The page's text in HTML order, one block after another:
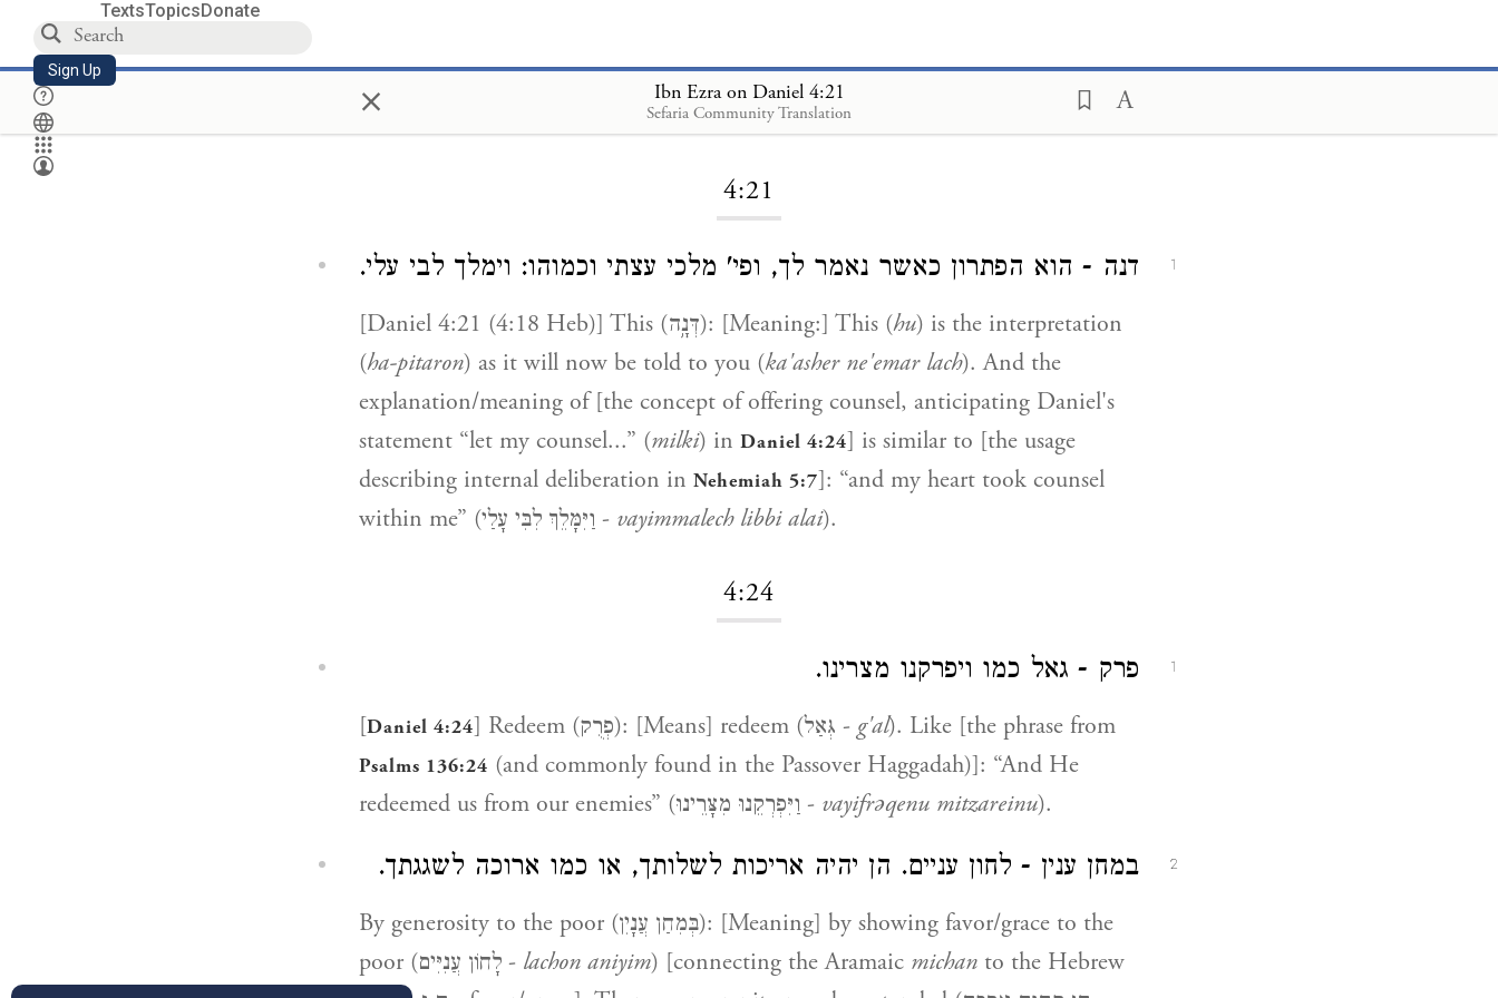
TextsTopicsDonate
Sign Up × Ibn Ezra on Daniel 4:21
Sefaria Community Translation
Loading...
4:21
1 דנה - הוא הפתרון כאשר נאמר לך, ופי' מלכי עצתי וכמוהו: וימלך לבי עלי.
[Daniel 4:21 (4:18 Heb)] This (דְּנָ֥ה): [Meaning:] This (hu) is the interpretation
(ha-pitaron) as it will now be told to you (ka'asher ne'emar lach). And the
explanation/meaning of [the concept of offering counsel, anticipating Daniel's
statement “let my counsel...” (milki) in Daniel 4:24] is similar to [the usage
describing internal deliberation in Nehemiah 5:7]: “and my heart took counsel
within me” (וַיִּמָּלֵךְ לִבִּי עָלַי - vayimmalech libbi alai).
4:24
1 פרק - גאל כמו ויפרקנו מצרינו.
[Daniel 4:24 ] Redeem (פְרֻק): [Means] redeem (גְּאַל - g'al). Like [the phrase from
Psalms 136:24 (and commonly found in the Passover Haggadah)]: “And He
redeemed us from our enemies” (וַיִּפְרְקֵנוּ מִצָּרֵינוּ - vayifrǝqenu mitzareinu).
2 במחן ענין - לחון עניים. הן יהיה אריכות לשלותך, או כמו ארוכה לשגגתך.
By generosity to the poor (בְּמִחַן עֲנָיִן): [Meaning] by showing favor/grace to the
poor (לָחוֹן עֲנִיִּים - lachon aniyim) [connecting the Aramaic michan to the Hebrew